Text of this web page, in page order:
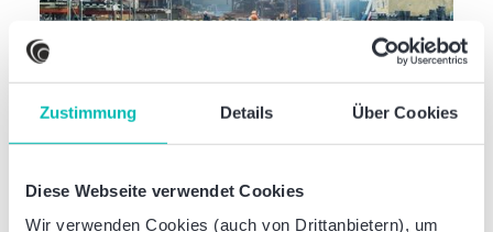
Zustimmung Details Über Cookies
Diese Webseite verwendet Cookies
Wir verwenden Cookies (auch von Drittanbietern), um
Deal Info
Industrieofenbauer ELIOG: Baker